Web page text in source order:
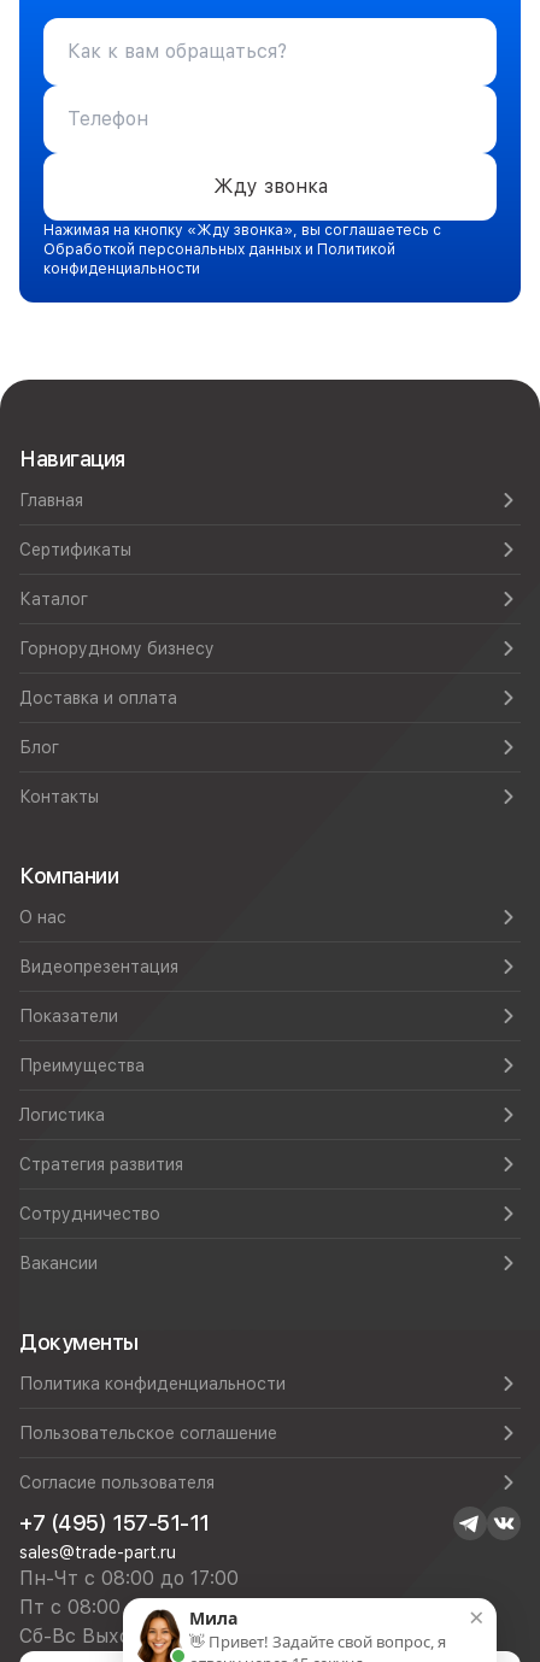
Жду звонка
Нажимая на кнопку «Жду звонка», вы соглашаетесь с
Обработкой персональных данных и Политикой
конфиденциальности
Навигация
Главная
Сертификаты
Каталог
Горнорудному бизнесу
Доставка и оплата
Блог
Контакты
Компании
О нас
Видеопрезентация
Показатели
Преимущества
Логистика
Стратегия развития
Сотрудничество
Вакансии
Документы
Политика конфиденциальности
Пользовательское соглашение
Согласие пользователя
+7 (495) 157-51-11
sales@trade-part.ru
Пн-Чт с 08:00 до 17:00
Пт с 08:00 до 16:00
Сб-Вс Выходной
×
Мила
👋 Привет! Задайте свой вопрос, я